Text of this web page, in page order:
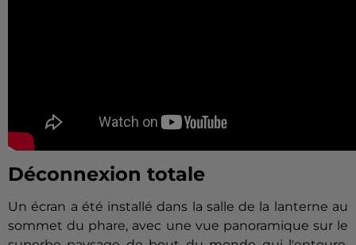
Déconnexion totale
Un écran a été installé dans la salle de la lanterne au
sommet du phare, avec une vue panoramique sur le